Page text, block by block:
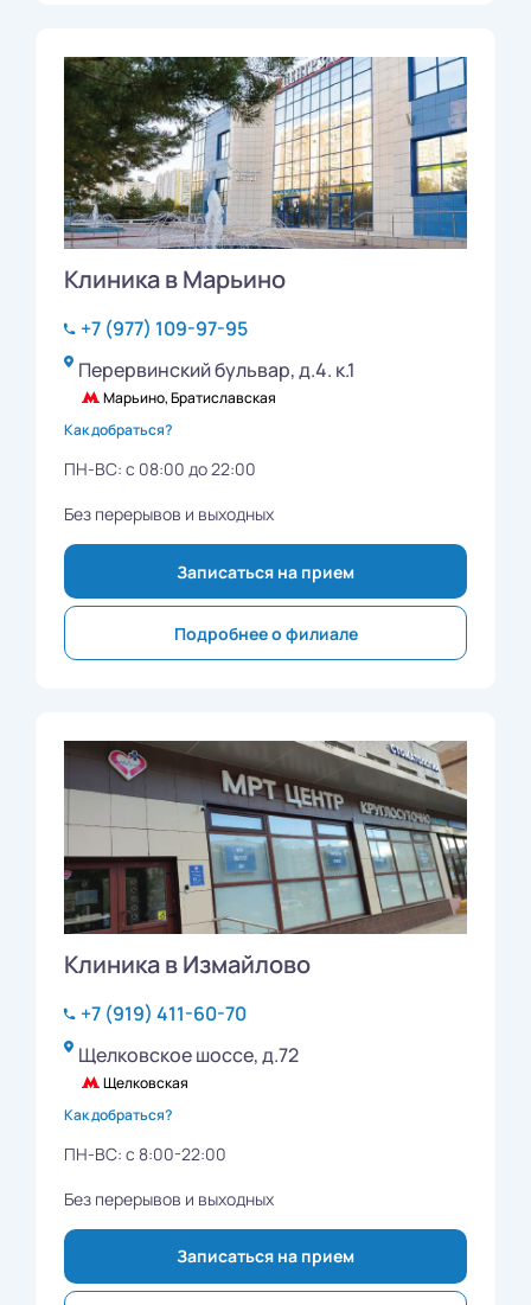
Клиника в Марьино
+7 (977) 109-97-95
Перервинский бульвар, д.4. к.1
Марьино, Братиславская
Как добраться?
ПН-ВС: с 08:00 до 22:00
Без перерывов и выходных
Записаться на прием
Подробнее о филиале
Клиника в Измайлово
+7 (919) 411-60-70
Щелковское шоссе, д.72
Щелковская
Как добраться?
ПН-ВС: с 8:00-22:00
Без перерывов и выходных
Записаться на прием